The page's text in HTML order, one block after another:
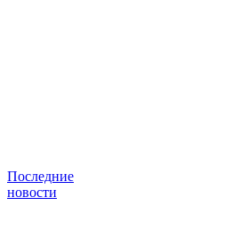
Последние
новости